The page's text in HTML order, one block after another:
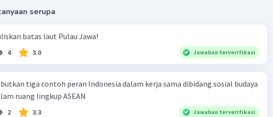
serupa
batas laut Pulau Jawa!
4 3.0 Jawaban terverifikasi
tiga contoh peran Indonesia dalam kerja sama dibidang sosial budaya
ruang lingkup ASEAN
2 3.3 Jawaban terverifikasi